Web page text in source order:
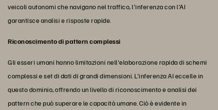
veicoli autonomi che navigano nel traffico, l'inferenza con l'AI
garantisce analisi e risposte rapide.
Riconoscimento di pattern complessi
Gli esseri umani hanno limitazioni nell'elaborazione rapida di schemi
complessi e set di dati di grandi dimensioni. L'inferenza AI eccelle in
questo dominio, offrendo un livello di riconoscimento e analisi dei
pattern che può superare le capacità umane. Ciò è evidente in